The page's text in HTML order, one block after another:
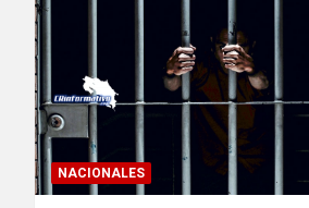
NACIONALES